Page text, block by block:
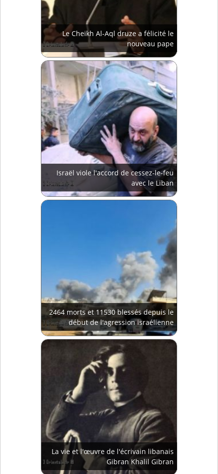
Le Cheikh Al-Aql druze a félicité le
nouveau pape
Israël viole l'accord de cessez-le-feu
avec le Liban
2464 morts et 11530 blessés depuis le
début de l'agression israélienne
La vie et l'œuvre de l'écrivain libanais
Gibran Khalil Gibran